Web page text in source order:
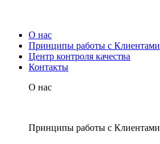
О нас
Принципы работы с Клиентами
Центр контроля качества
Контакты
О нас
Принципы работы с Клиентами